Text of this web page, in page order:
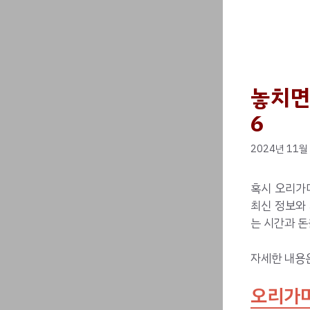
놓치
6
2024년 11
혹시 오리
최신 정보
는 시간과
자세한 내용
오리가